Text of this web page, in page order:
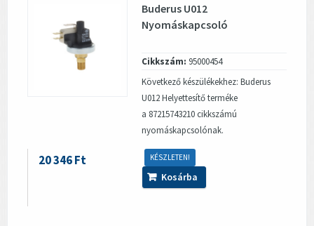
Buderus U012
Nyomáskapcsoló
Cikkszám: 95000454
Következő készülékekhez: Buderus
U012 Helyettesítő terméke
a 87215743210 cikkszámú
nyomáskapcsolónak.
KÉSZLETEN!
20 346 Ft
Kosárba